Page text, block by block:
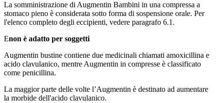
La somministrazione di Augmentin Bambini in una compressa a
stomaco pieno è considerata sotto forma di sospensione orale. Per
l'elenco completo degli eccipienti, vedere paragrafo 6.1.
Enon è adatto per soggetti
Augmentin bustine contiene due medicinali chiamati amoxicillina e
acido clavulanico, mentre Augmentin in compresse è classificato
come penicillina.
La maggior parte delle volte l’Augmentin è destinato ad aumentare
la morbide dell'acido clavulanico.